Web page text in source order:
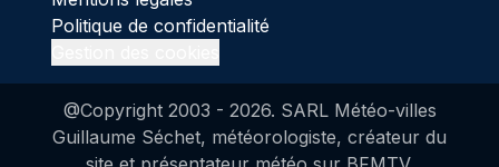
Politique de confidentialité
@Copyright 2003 - 2026. SARL Météo-villes
Guillaume Séchet, météorologiste, créateur du